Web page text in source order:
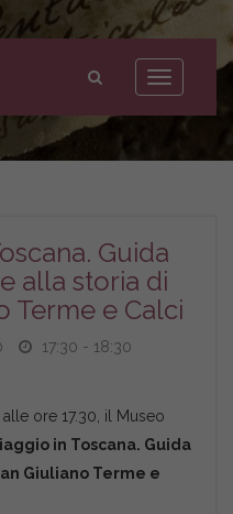
Toggle
navigation
Guida
alla storia di
Terme e Calci
17:30 - 18:30
ore 17.30, il Museo
in Toscana. Guida
Giuliano Terme e